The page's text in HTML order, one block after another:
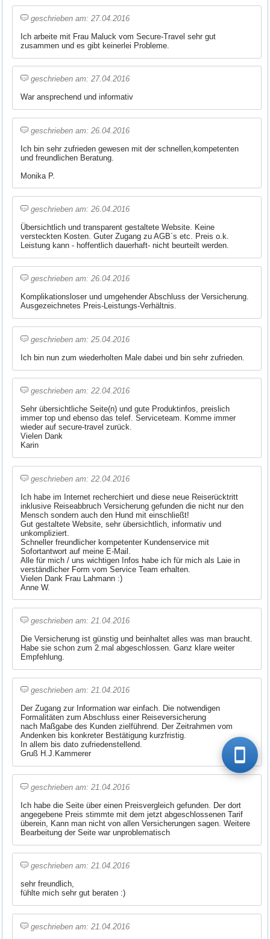
geschrieben am: 27.04.2016
Ich arbeite mit Frau Maluck vom Secure-Travel sehr gut
zusammen und es gibt keinerlei Probleme.
geschrieben am: 27.04.2016
War ansprechend und informativ
geschrieben am: 26.04.2016
Ich bin sehr zufrieden gewesen mit der schnellen,kompetenten
und freundlichen Beratung.
Monika P.
geschrieben am: 26.04.2016
Übersichtlich und transparent gestaltete Website. Keine
versteckten Kosten. Guter Zugang zu AGB´s etc. Preis o.k.
Leistung kann - hoffentlich dauerhaft- nicht beurteilt werden.
geschrieben am: 26.04.2016
Komplikationsloser und umgehender Abschluss der Versicherung.
Ausgezeichnetes Preis-Leistungs-Verhältnis.
geschrieben am: 25.04.2016
Ich bin nun zum wiederholten Male dabei und bin sehr zufrieden.
geschrieben am: 22.04.2016
Sehr übersichtliche Seite(n) und gute Produktinfos, preislich
immer top und ebenso das telef. Serviceteam. Komme immer
wieder auf secure-travel zurück.
Vielen Dank
Karin
geschrieben am: 22.04.2016
Ich habe im Internet recherchiert und diese neue Reiserücktritt
inklusive Reiseabbruch Versicherung gefunden die nicht nur den
Mensch sondern auch den Hund mit einschließt!
Gut gestaltete Website, sehr übersichtlich, informativ und
unkompliziert.
Schneller freundlicher kompetenter Kundenservice mit
Sofortantwort auf meine E-Mail.
Alle für mich / uns wichtigen Infos habe ich für mich als Laie in
verständlicher Form vom Service Team erhalten.
Vielen Dank Frau Lahmann :)
Anne W.
geschrieben am: 21.04.2016
Die Versicherung ist günstig und beinhaltet alles was man braucht.
Habe sie schon zum 2.mal abgeschlossen. Ganz klare weiter
Empfehlung.
geschrieben am: 21.04.2016
Der Zugang zur Information war einfach. Die notwendigen
Formalitäten zum Abschluss einer Reiseversicherung
nach Maßgabe des Kunden zielführend. Der Zeitrahmen vom
Andenken bis konkreter Bestätigung kurzfristig.
In allem bis dato zufriedenstellend.
Gruß H.J.Kammerer
geschrieben am: 21.04.2016
Ich habe die Seite über einen Preisvergleich gefunden. Der dort
angegebene Preis stimmte mit dem jetzt abgeschlossenen Tarif
überein, Kann man nicht von allen Versicherungen sagen. Weitere
Bearbeitung der Seite war unproblematisch
geschrieben am: 21.04.2016
sehr freundlich,
fühlte mich sehr gut beraten :)
geschrieben am: 21.04.2016